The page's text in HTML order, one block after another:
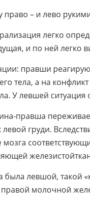
– и лево
легко
и по ней
правши
тела, а на
У левшей ситуация
правша
левой груди.
мозга
левшой, такой
правой молочной